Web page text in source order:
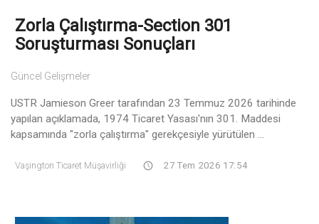
Zorla Çalıştırma-Section 301
Soruşturması Sonuçları
Güncel Gelişmeler
USTR Jamieson Greer tarafından 23 Temmuz 2026 tarihinde
yapılan açıklamada, 1974 Ticaret Yasası'nın 301. Maddesi
kapsamında "zorla çalıştırma" gerekçesiyle yürütülen ...
Vaşington Ticaret Müşavirliği 27 Tem 2026 17:54